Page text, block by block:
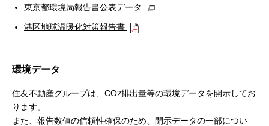
東京都環境局報告書公表データ
港区地球温暖化対策報告書
環境データ
住友不動産グループは、CO2排出量等の環境データを開示してお
ります。
また、報告数値の信頼性確保のため、開示データの一部につい